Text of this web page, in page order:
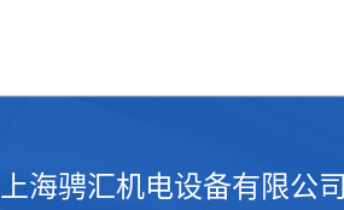
上海骋汇机电设备有限公司